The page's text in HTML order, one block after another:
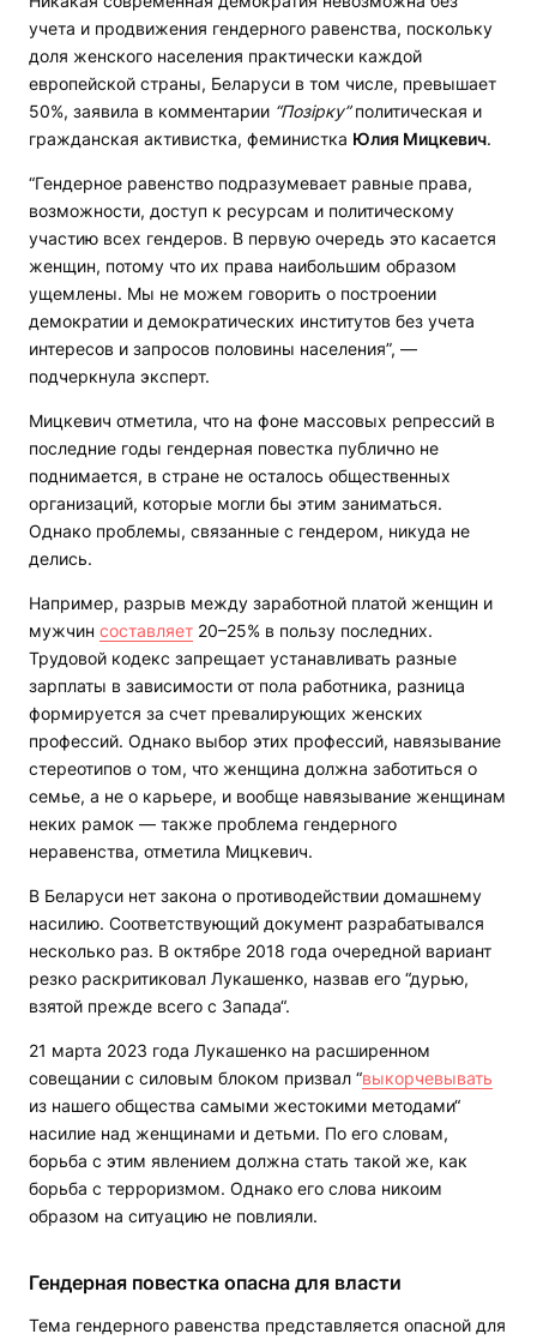
учета и продвижения гендерного равенства, поскольку
доля женского населения практически каждой
европейской страны, Беларуси в том числе, превышает
50%, заявила в комментарии “Позірку”политическая и
гражданская активистка, феминистка Юлия Мицкевич.
“Гендерное равенство подразумевает равные права,
возможности, доступ к ресурсам и политическому
участию всех гендеров. В первую очередь это касается
женщин, потому что их права наибольшим образом
ущемлены. Мы не можем говорить о построении
демократии и демократических институтов без учета
интересов и запросов половины населения”, —
подчеркнула эксперт.
Мицкевич отметила, что на фоне массовых репрессий в
последние годы гендерная повестка публично не
поднимается, в стране не осталось общественных
организаций, которые могли бы этим заниматься.
Однако проблемы, связанные с гендером, никуда не
делись.
Например, разрыв между заработной платой женщин и
мужчин составляет 20–25% в пользу последних.
Трудовой кодекс запрещает устанавливать разные
зарплаты в зависимости от пола работника, разница
формируется за счет превалирующих женских
профессий. Однако выбор этих профессий, навязывание
стереотипов о том, что женщина должна заботиться о
семье, а не о карьере, и вообще навязывание женщинам
неких рамок — также проблема гендерного
неравенства, отметила Мицкевич.
В Беларуси нет закона о противодействии домашнему
насилию. Соответствующий документ разрабатывался
несколько раз. В октябре 2018 года очередной вариант
резко раскритиковал Лукашенко, назвав его “дурью,
взятой прежде всего с Запада“.
21 марта 2023 года Лукашенко на расширенном
совещании с силовым блоком призвал “выкорчевывать
из нашего общества самыми жестокими методами“
насилие над женщинами и детьми. По его словам,
борьба с этим явлением должна стать такой же, как
борьба с терроризмом. Однако его слова никоим
образом на ситуацию не повлияли.
Гендерная повестка опасна для власти
Тема гендерного равенства представляется опасной для